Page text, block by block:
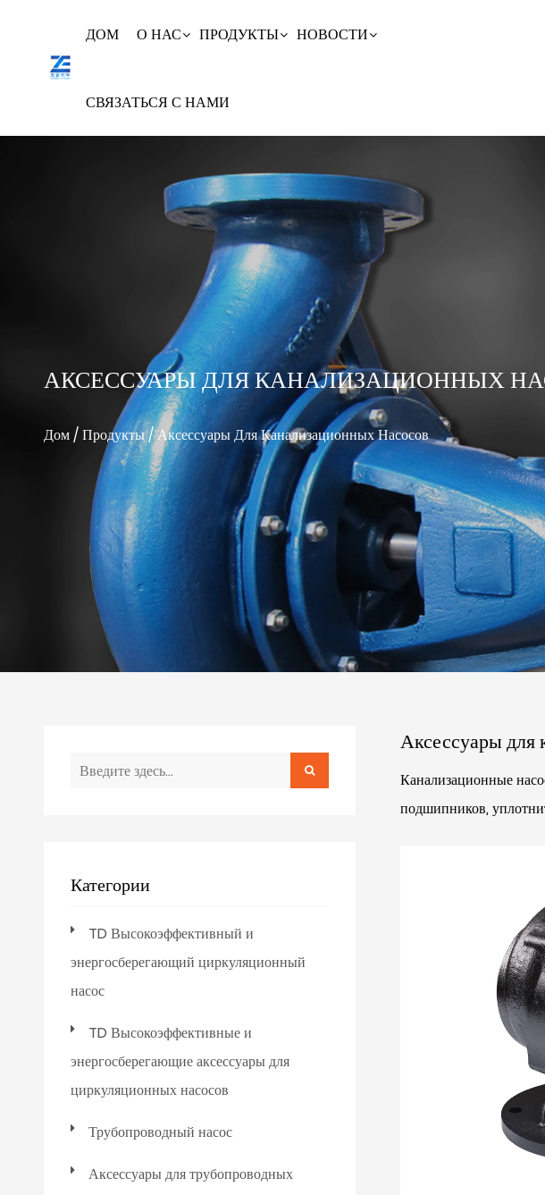
ДОМ О НАС ПРОДУКТЫ НОВОСТИ
СВЯЗАТЬСЯ С НАМИ
АКСЕССУАРЫ ДЛЯ КАНАЛИЗАЦИОННЫХ
Дом/Продукты/Аксессуары Для Канализационных Насосов
Категории
TD Высокоэффективный и
энергосберегающий циркуляционный
насос
TD Высокоэффективные и
энергосберегающие аксессуары для
циркуляционных насосов
Трубопроводный насос
Аксессуары для трубопроводных
Аксессуары для
Канализационные
подшипников,